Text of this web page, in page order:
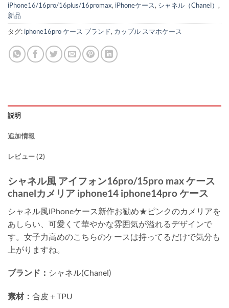
iPhone16/16pro/16plus/16promax, iPhoneケース, シャネル（Chanel） ,
新品
タグ: iphone16pro ケース ブランド, カップル スマホケース
説明
追加情報
レビュー (2)
シャネル風 アイフォン16pro/15pro max ケース
chanelカメリア iphone14 iphone14pro ケース
シャネル風iPhoneケース新作お勧め★ピンクのカメリアを
あしらい、可愛くて華やかな雰囲気が溢れるデザインで
す。女子力高めのこちらのケースは持ってるだけで気分も
上がりますね。
ブランド： シャネル(Chanel)
素材： 合皮＋TPU